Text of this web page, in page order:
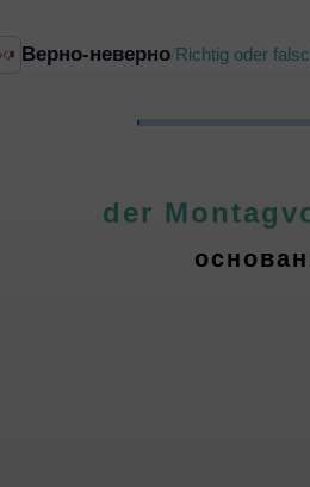
Верно-неверно/ Richtig oder
der